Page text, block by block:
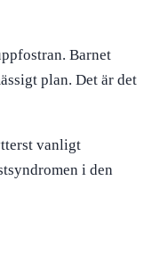
Barnet
plan. Det är det
vanligt
i den